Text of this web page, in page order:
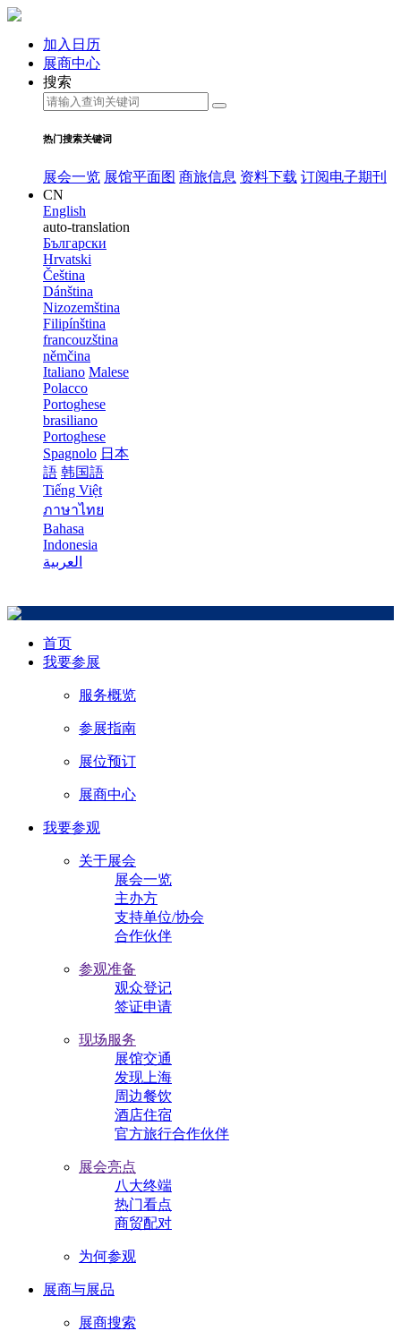
加入日历
展商中心
搜索
热门搜索关键词
展会一览 展馆平面图 商旅信息 资料下载 订阅电子期刊
CN
English
auto-translation
Български
Hrvatski
Čeština
Dánština
Nizozemština
Filipínština
francouzština
němčina
Italiano Malese
Polacco
Portoghese
brasiliano
Portoghese
Spagnolo 日本
語 韩国語
Tiếng Việt
ภาษาไทย
Bahasa
Indonesia
العربية
首页
我要参展
服务概览
参展指南
展位预订
展商中心
我要参观
关于展会
展会一览
主办方
支持单位/协会
合作伙伴
参观准备
观众登记
签证申请
现场服务
展馆交通
发现上海
周边餐饮
酒店住宿
官方旅行合作伙伴
展会亮点
八大终端
热门看点
商贸配对
为何参观
展商与展品
展商搜索